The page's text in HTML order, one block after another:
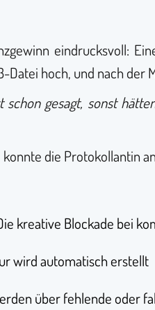
eindrucksvoll:
Datei hoch, und nach
schon gesagt, sonst
die Protokollantin
kreative Blockade bei
wird automatisch erstellt
über fehlende oder